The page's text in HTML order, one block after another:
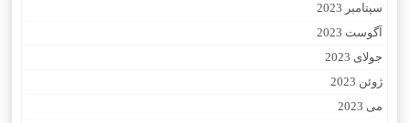
سپتامبر 2023
آگوست 2023
جولای 2023
ژوئن 2023
می 2023